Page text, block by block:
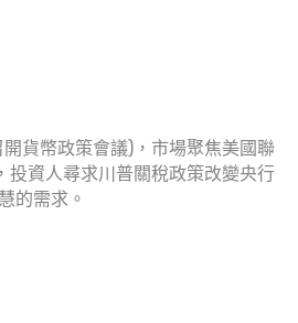
貨幣政策會議)，市場聚焦美國聯
投資人尋求川普關稅政策改變央行
的需求。